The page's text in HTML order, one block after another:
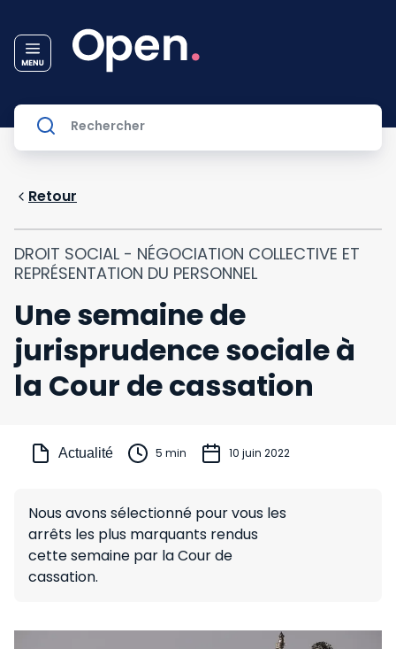
Retour
DROIT SOCIAL - NÉGOCIATION COLLECTIVE ET
REPRÉSENTATION DU PERSONNEL
Une semaine de
jurisprudence sociale à
la Cour de cassation
Actualité 5 min 10 juin 2022
Nous avons sélectionné pour vous les
arrêts les plus marquants rendus
cette semaine par la Cour de
cassation.